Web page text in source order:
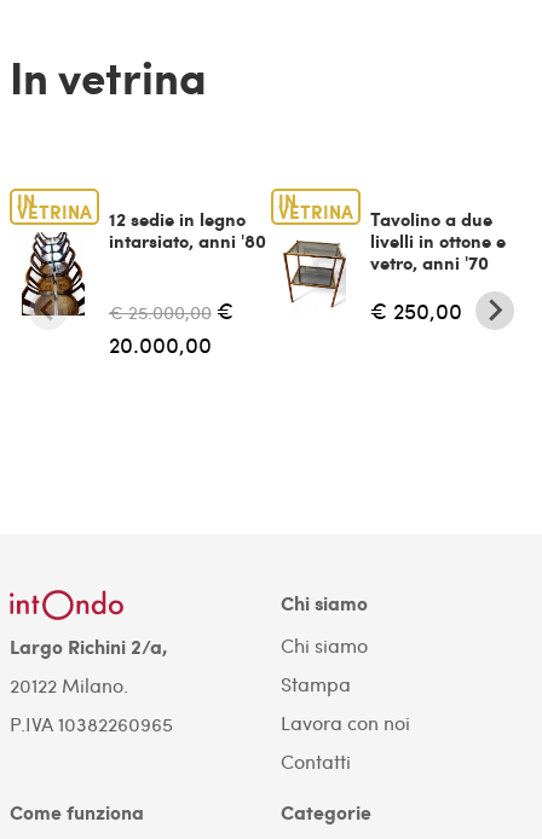
In vetrina
IN
VETRINA
12 sedie in legno
intarsiato, anni '80
€ 25.000,00 €
20.000,00
IN
VETRINA
Tavolino a due
livelli in ottone e
vetro, anni '70
€ 250,00
Largo Richini 2/a,
20122 Milano.
P.IVA 10382260965
Chi siamo
Chi siamo
Stampa
Lavora con noi
Contatti
Come funziona Categorie